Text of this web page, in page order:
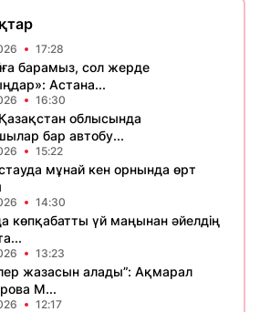
17:28
барамыз, сол жерде
Астана...
16:30
облысында
бар автобу...
15:22
мұнай кен орнында өрт
14:30
көпқабатты үй маңынан әйелдің
13:23
жазасын алады”: Ақмарал
М...
12:17